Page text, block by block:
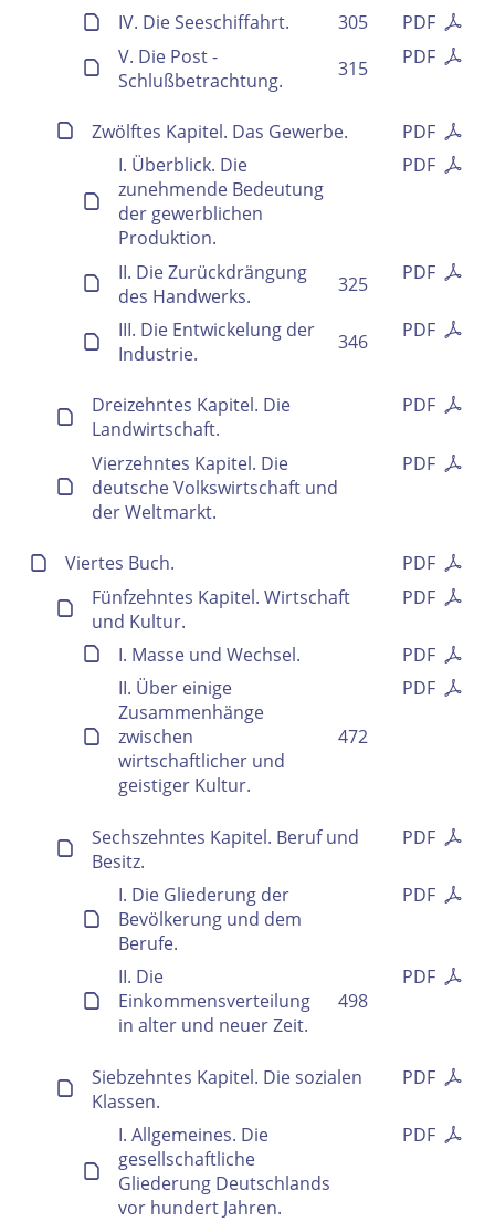
PDF
305
IV. Die Seeschiffahrt.
PDF
315
V. Die Post -
Schlußbetrachtung.
PDF
Zwölftes Kapitel. Das Gewerbe.
PDF
I. Überblick. Die
zunehmende Bedeutung
der gewerblichen
Produktion.
PDF
325
II. Die Zurückdrängung
des Handwerks.
PDF
346
III. Die Entwickelung der
Industrie.
PDF
Dreizehntes Kapitel. Die
Landwirtschaft.
PDF
Vierzehntes Kapitel. Die
deutsche Volkswirtschaft und
der Weltmarkt.
PDF
Viertes Buch.
PDF
Fünfzehntes Kapitel. Wirtschaft
und Kultur.
PDF
I. Masse und Wechsel.
PDF
472
II. Über einige
Zusammenhänge
zwischen
wirtschaftlicher und
geistiger Kultur.
PDF
Sechszehntes Kapitel. Beruf und
Besitz.
PDF
I. Die Gliederung der
Bevölkerung und dem
Berufe.
PDF
498
II. Die
Einkommensverteilung
in alter und neuer Zeit.
PDF
Siebzehntes Kapitel. Die sozialen
Klassen.
PDF
I. Allgemeines. Die
gesellschaftliche
Gliederung Deutschlands
vor hundert Jahren.